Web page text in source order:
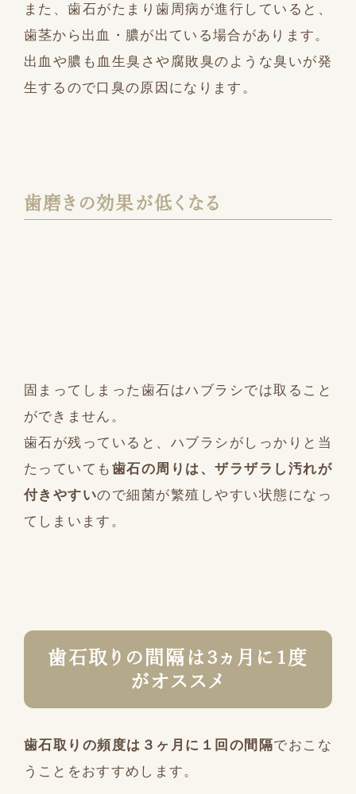
また、歯石がたまり歯周病が進行していると、
歯茎から出血・膿が出ている場合があります。
出血や膿も血生臭さや腐敗臭のような臭いが発
生するので口臭の原因になります。
歯磨きの効果が低くなる
固まってしまった歯石はハブラシでは取ること
ができません。
歯石が残っていると、ハブラシがしっかりと当
たっていても 歯石の周りは、ザラザラし汚れが
付きやすいので細菌が繁殖しやすい状態になっ
てしまいます。
歯石取りの間隔は３ヵ月に１度
がオススメ
歯石取りの頻度は３ヶ月に１回の間隔でおこな
うことをおすすめします。